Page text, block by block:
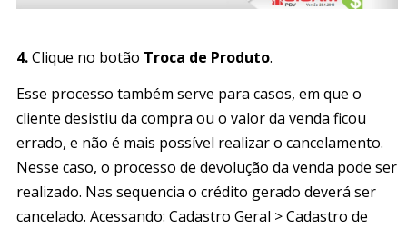
4.Clique no botão Troca de Produto.
Esse processo também serve para casos, em que o
cliente desistiu da compra ou o valor da venda ficou
errado, e não é mais possível realizar o cancelamento.
Nesse caso, o processo de devolução da venda pode ser
realizado. Nas sequencia o crédito gerado deverá ser
cancelado. Acessando: Cadastro Geral > Cadastro de